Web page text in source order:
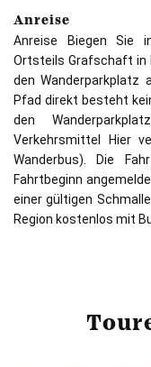
Anreise
Anreise Biegen Sie
Ortsteils Grafschaft in
den Wanderparkplatz
Pfad direkt besteht
den
Verkehrsmittel Hier
Wanderbus). Die
Fahrtbeginn
einer gültigen
Region kostenlos mit